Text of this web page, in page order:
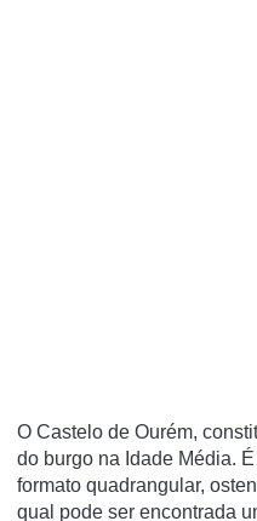
O Castelo de Ourém,
do burgo na Idade Média.
formato quadrangular,
qual pode ser encontrada